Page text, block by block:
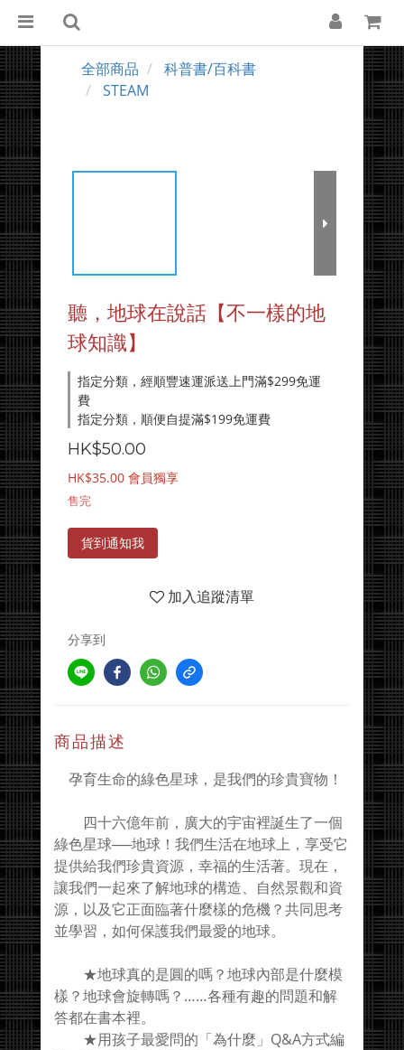
全部商品
科普書/百科書
STEAM
聽，地球在說話【不一樣的地
球知識】
指定分類，經順豐速運派送上門滿$299免運
費
指定分類，順便自提滿$199免運費
HK$50.00
HK$35.00 會員獨享
售完
貨到通知我
加入追蹤清單
分享到
商品描述
孕育生命的綠色星球，是我們的珍貴寶物！
四十六億年前，廣大的宇宙裡誕生了一個
綠色星球──地球！我們生活在地球上，享受它
提供給我們珍貴資源，幸福的生活著。現在，
讓我們一起來了解地球的構造、自然景觀和資
源，以及它正面臨著什麼樣的危機？共同思考
並學習，如何保護我們最愛的地球。
★地球真的是圓的嗎？地球內部是什麼模
樣？地球會旋轉嗎？……各種有趣的問題和解
答都在書本裡。
★用孩子最愛問的「為什麼」Q&A方式編